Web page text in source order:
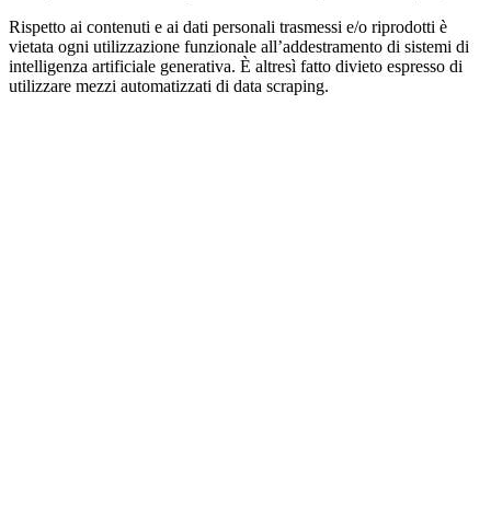
Rispetto ai contenuti e ai dati personali trasmessi e/o riprodotti è
vietata ogni utilizzazione funzionale all’addestramento di sistemi di
intelligenza artificiale generativa. È altresì fatto divieto espresso di
utilizzare mezzi automatizzati di data scraping.